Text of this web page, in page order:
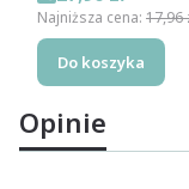
Najniższa cena: 17,96
Do koszyka
Opinie